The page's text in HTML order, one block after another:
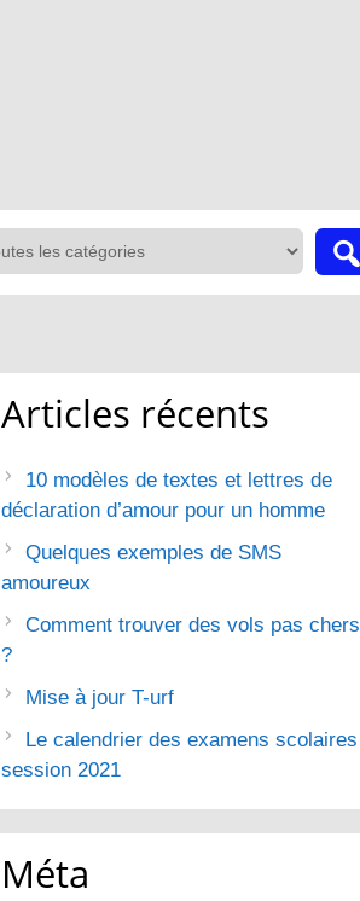
Articles récents
10 modèles de textes et lettres de
déclaration d’amour pour un homme
Quelques exemples de SMS
amoureux
Comment trouver des vols pas chers
?
Mise à jour T-urf
Le calendrier des examens scolaires
session 2021
Méta